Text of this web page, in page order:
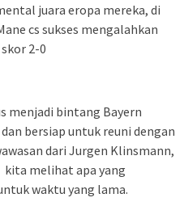
juara eropa mereka, di
cs sukses mengalahkan
2-0
menjadi bintang Bayern
bersiap untuk reuni dengan
dari Jurgen Klinsmann,
melihat apa yang
waktu yang lama.